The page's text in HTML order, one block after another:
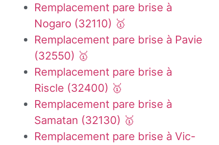
Remplacement pare brise à
Nogaro (32110) 🥇
Remplacement pare brise à Pavie
(32550) 🥇
Remplacement pare brise à
Riscle (32400) 🥇
Remplacement pare brise à
Samatan (32130) 🥇
Remplacement pare brise à Vic-